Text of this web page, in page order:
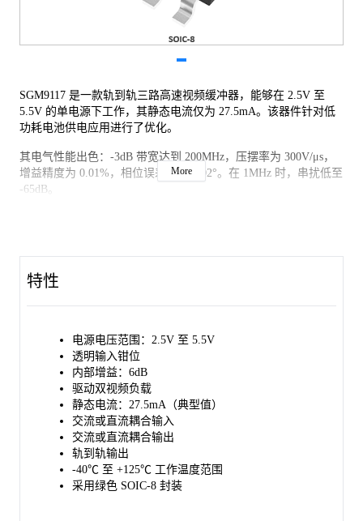
SGM9117 是一款轨到轨三路高速视频缓冲器，能够在 2.5V 至
5.5V 的单电源下工作，其静态电流仅为 27.5mA。该器件针对低
功耗电池供电应用进行了优化。
其电气性能出色：-3dB 带宽达到 200MHz，压摆率为 300V/μs，
增益精度为 0.01%，相位误差仅为 0.02°。在 1MHz 时，串扰低至
-65dB。
More
特性
电源电压范围：2.5V 至 5.5V
透明输入钳位
内部增益：6dB
驱动双视频负载
静态电流：27.5mA（典型值）
交流或直流耦合输入
交流或直流耦合输出
轨到轨输出
-40℃ 至 +125℃ 工作温度范围
采用绿色 SOIC-8 封装